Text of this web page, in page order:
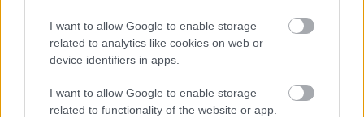
I want to allow Google to enable storage
related to analytics like cookies on web or
device identifiers in apps.
I want to allow Google to enable storage
related to functionality of the website or app.